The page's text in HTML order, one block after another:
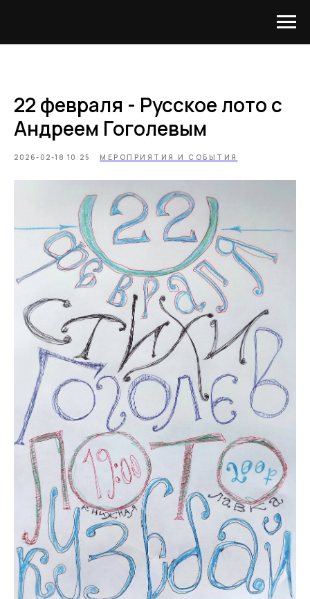
22 февраля - Русское лото с
Андреем Гоголевым
2026-02-18 10:25 МЕРОПРИЯТИЯ И СОБЫТИЯ